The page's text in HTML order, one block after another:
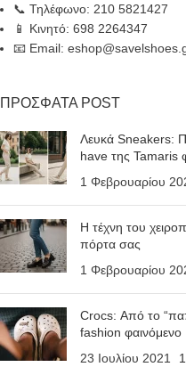
📞 Τηλέφωνο: 210 5821427
📱 Κινητό: 698 2264347
📧 Email:
ΠΡΟΣΦΑΤΑ POST
Λευκά Sneakers:
have της Tamaris
1 Φεβρουαρίου
Η τέχνη του
πόρτα σας
1 Φεβρουαρίου
Crocs: Από το
fashion φαινόμενο
23 Ιουλίου 2021